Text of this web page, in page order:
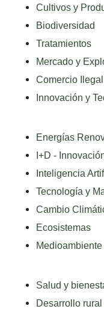
Cultivos y
Biodiversidad
Tratamientos
Mercado y
Comercio Ilegal
Innovación y
Energías
I+D -
Inteligencia
Tecnología y
Cambio
Ecosistemas
Medioambiente
Salud y
Desarrollo rural